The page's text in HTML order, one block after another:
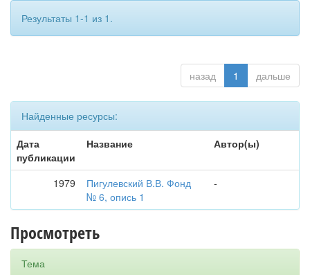
Результаты 1-1 из 1.
назад 1 дальше
Найденные ресурсы:
Дата
публикации
Название Автор(ы)
1979
Пигулевский В.В. Фонд
№ 6, опись 1
-
Просмотреть
Тема